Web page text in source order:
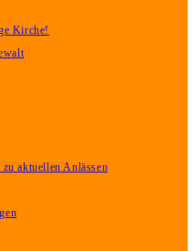
Kirche!
aktuellen Anlässen